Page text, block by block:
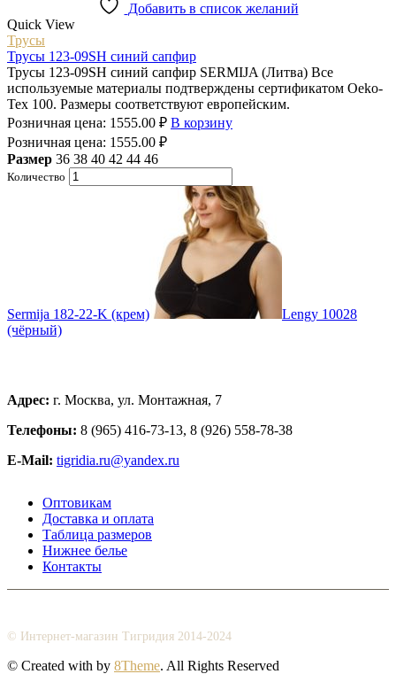
Добавить в список желаний
Quick View
Трусы
Трусы 123-09SH синий сапфир
Трусы 123-09SH синий сапфир SERMIJA (Литва) Все
используемые материалы подтверждены сертификатом Oeko-
Tex 100. Размеры соответствуют европейским.
Розничная цена: 1555.00 ₽ В корзину
Розничная цена: 1555.00 ₽
Размер 36 38 40 42 44 46
Количество
Sermija 182-22-K (крем)
Lengy 10028
(чёрный)
Адрес: г. Москва, ул. Монтажная, 7
Телефоны: 8 (965) 416-73-13, 8 (926) 558-78-38
E-Mail: tigridia.ru@yandex.ru
Оптовикам
Доставка и оплата
Таблица размеров
Нижнее белье
Контакты
© Интернет-магазин Тигридия 2014-2024
© Created with by 8Theme. All Rights Reserved